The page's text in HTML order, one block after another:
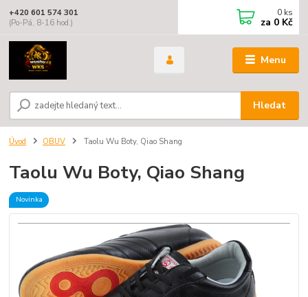
Menu
Hledat
+420 601 574 301
(Po-Pá, 8-16 hod.)
0 ks
za 0 Kč
Úvod OBUV Taolu Wu Boty, Qiao Shang
Taolu Wu Boty, Qiao Shang
Novinka